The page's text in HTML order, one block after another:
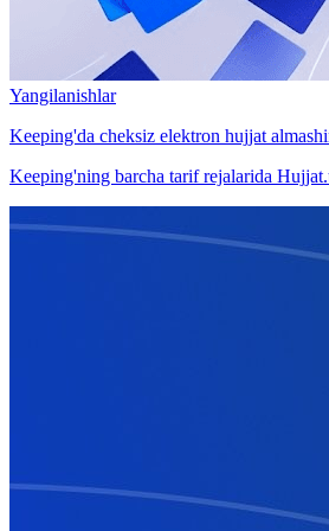
Yangilanishlar
Keeping'da cheksiz elektron hujjat
Keeping'ning barcha tarif rejalarida